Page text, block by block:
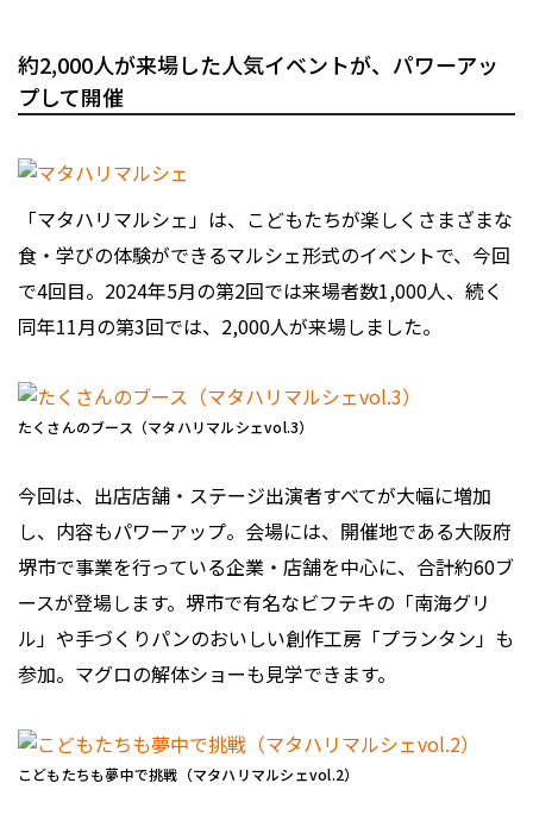
約2,000人が来場した人気イベントが、パワーアッ
プして開催
「マタハリマルシェ」は、こどもたちが楽しくさまざまな
食・学びの体験ができるマルシェ形式のイベントで、今回
で4回目。2024年5月の第2回では来場者数1,000人、続く
同年11月の第3回では、2,000人が来場しました。
たくさんのブース（マタハリマルシェvol.3）
今回は、出店店舗・ステージ出演者すべてが大幅に増加
し、内容もパワーアップ。会場には、開催地である大阪府
堺市で事業を行っている企業・店舗を中心に、合計約60ブ
ースが登場します。堺市で有名なビフテキの「南海グリ
ル」や手づくりパンのおいしい創作工房「プランタン」も
参加。マグロの解体ショーも見学できます。
こどもたちも夢中で挑戦（マタハリマルシェvol.2）